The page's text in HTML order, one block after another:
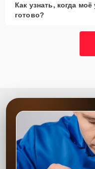
Как узнать, когда
готово?